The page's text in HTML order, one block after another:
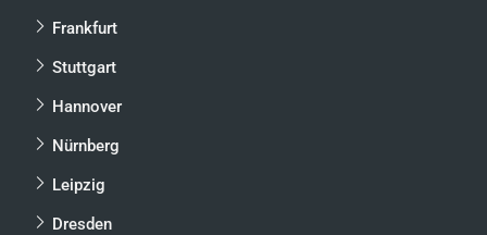
Frankfurt
Stuttgart
Hannover
Nürnberg
Leipzig
Dresden